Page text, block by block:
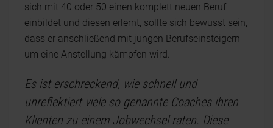
sich mit 40 oder 50 einen komplett neuen Beruf
einbildet und diesen erlernt, sollte sich bewusst sein,
dass er anschließend mit jungen Berufseinsteigern
um eine Anstellung kämpfen wird.
Es ist erschreckend, wie schnell und
unreflektiert viele so genannte Coaches ihren
Klienten zu einem Jobwechsel raten. Diese